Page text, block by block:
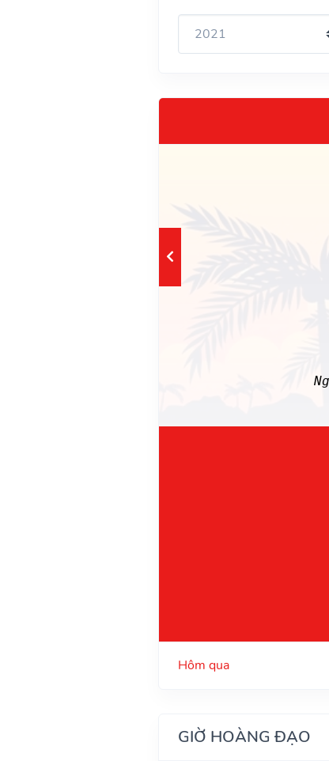
Hôm qua
GIỜ HOÀNG ĐẠO